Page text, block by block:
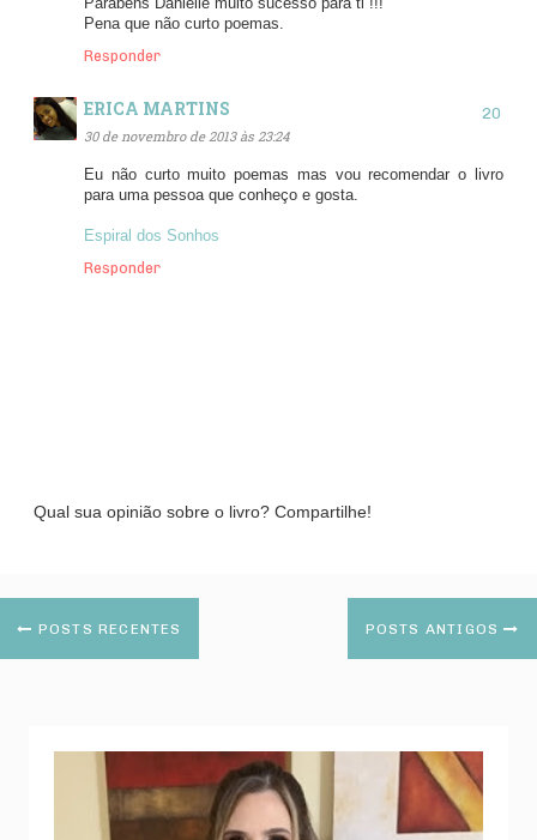
Parabéns Danielle muito sucesso para ti !!!
Pena que não curto poemas.
Responder
ERICA MARTINS
30 de novembro de 2013 às 23:24
Eu não curto muito poemas mas vou recomendar o livro
para uma pessoa que conheço e gosta.
Espiral dos Sonhos
Responder
Qual sua opinião sobre o livro? Compartilhe!
POSTS RECENTES POSTS ANTIGOS